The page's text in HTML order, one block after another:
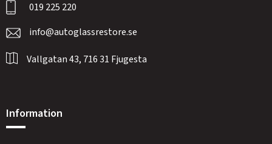
019 225 220
info@autoglassrestore.se
Vallgatan 43, 716 31 Fjugesta
Information